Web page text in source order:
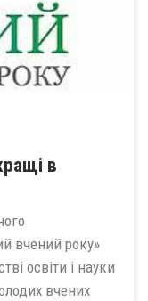
в
вчений року»
освіти і науки
вчених